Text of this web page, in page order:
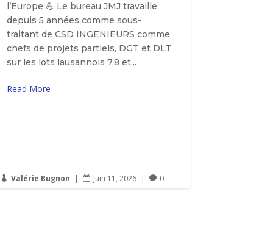
l’Europe 💪 Le bureau JMJ travaille
depuis 5 années comme sous-
traitant de CSD INGENIEURS comme
chefs de projets partiels, DGT et DLT
sur les lots lausannois 7,8 et...
Read More
 Valérie Bugnon |  Juin 11, 2026 |  0